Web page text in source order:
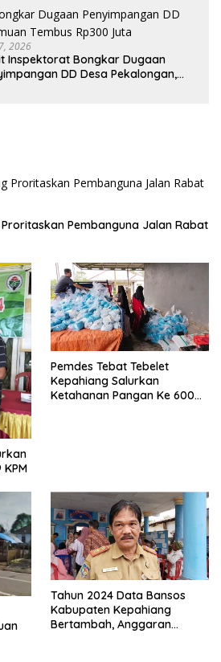
2026
Inspektorat Bongkar Dugaan
DD Desa Pekalongan,
Pembanguna Jalan Rabat
Pemdes Tebat Tebelet
Kepahiang Salurkan
Ketahanan Pangan Ke 600
Tahun 2024 Data Bansos
Kabupaten Kepahiang
Bertambah, Anggaran